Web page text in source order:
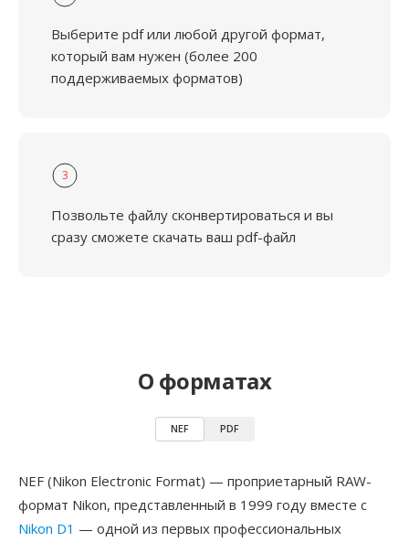
Выберите pdf или любой другой формат,
который вам нужен (более 200
поддерживаемых форматов)
3
Позвольте файлу сконвертироваться и вы
сразу сможете скачать ваш pdf-файл
О форматах
NEF PDF
NEF (Nikon Electronic Format) — проприетарный RAW-
формат Nikon, представленный в 1999 году вместе с
Nikon D1 — одной из первых профессиональных